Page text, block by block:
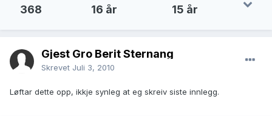
368 16 år 15 år
Gjest Gro Berit Sternang
Skrevet Juli 3, 2010
Løftar dette opp, ikkje synleg at eg skreiv siste innlegg.